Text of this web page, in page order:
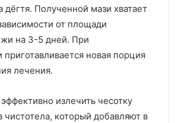
дёгтя. Полученной мази хватает
от площади
на 3-5 дней. При
новая порция
лечения.
излечить чесотку
чистотела, который добавляют в